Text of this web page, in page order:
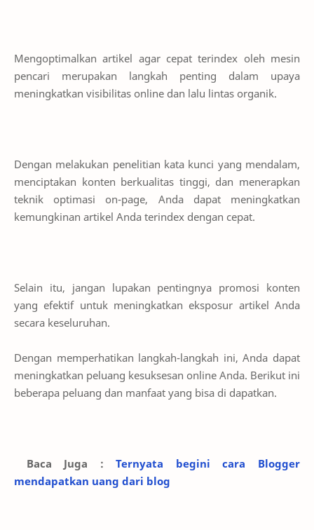
Mengoptimalkan artikel agar cepat terindex oleh mesin
pencari merupakan langkah penting dalam upaya
meningkatkan visibilitas online dan lalu lintas organik.
Dengan melakukan penelitian kata kunci yang mendalam,
menciptakan konten berkualitas tinggi, dan menerapkan
teknik optimasi on-page, Anda dapat meningkatkan
kemungkinan artikel Anda terindex dengan cepat.
Selain itu, jangan lupakan pentingnya promosi konten
yang efektif untuk meningkatkan eksposur artikel Anda
secara keseluruhan.
Dengan memperhatikan langkah-langkah ini, Anda dapat
meningkatkan peluang kesuksesan online Anda. Berikut ini
beberapa peluang dan manfaat yang bisa di dapatkan.
Baca Juga :Ternyata begini cara Blogger
mendapatkan uang dari blog